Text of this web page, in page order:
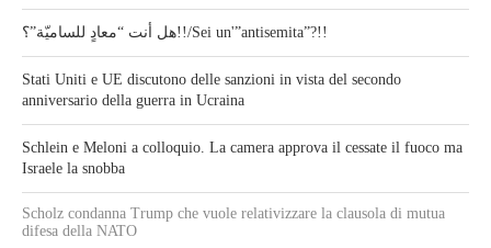
هل أنت “معادٍ للساميّة”؟!!/Sei un'”antisemita”?!!
Stati Uniti e UE discutono delle sanzioni in vista del secondo
anniversario della guerra in Ucraina
Schlein e Meloni a colloquio. La camera approva il cessate il fuoco ma
Israele la snobba
Scholz condanna Trump che vuole relativizzare la clausola di mutua
difesa della NATO